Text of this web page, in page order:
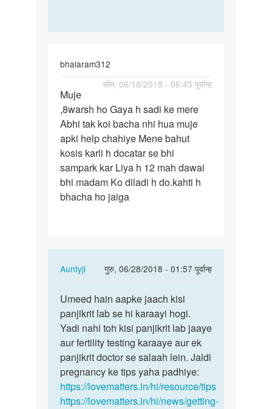
bhalaram312
सोम, 06/18/2018 - 06:43 पूर्वान्ह
Muje
,8warsh
ho
Gaya
h
sadi…
Muje
,8warsh ho Gaya h sadi ke mere
Abhi tak koi bacha nhi hua muje
apki help chahiye Mene bahut
kosis karli h docatar se bhi
sampark kar Liya h 12 mah dawai
bhi madam Ko diladi h do.kahti h
bhacha ho jaiga
Auntyji
गुरु, 06/28/2018 - 01:57 पूर्वान्ह
In
to
Muje
,8warsh
ho
Gaya
h
sadi…
by
Umeed
hain
aapke
jaach
kisi…
Umeed hain aapke jaach kisi
panjikrit lab se hi karaayi hogi.
Yadi nahi toh kisi panjikrit lab jaaye
aur fertility testing karaaye aur ek
panjikrit doctor se salaah lein. Jaldi
pregnancy ke tips yaha padhiye:
https://lovematters.in/hi/resource/tips
https://lovematters.in/hi/news/getting-